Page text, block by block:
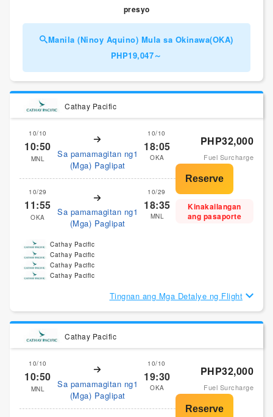
presyo
Manila (Ninoy Aquino) Mula sa Okinawa(OKA)
PHP19,047～
Cathay Pacific
10/10
10:50
MNL
Sa pamamagitan ng1
(Mga) Paglipat
10/10
18:05
OKA
10/29
11:55
OKA
Sa pamamagitan ng1
(Mga) Paglipat
10/29
18:35
MNL
PHP32,000
Fuel Surcharge
Kinakailangan
ang pasaporte
Cathay Pacific
Cathay Pacific
Cathay Pacific
Cathay Pacific
Tingnan ang Mga Detalye ng Flight
Cathay Pacific
10/10
10:50
MNL
Sa pamamagitan ng1
(Mga) Paglipat
10/10
19:30
OKA
PHP32,000
Fuel Surcharge